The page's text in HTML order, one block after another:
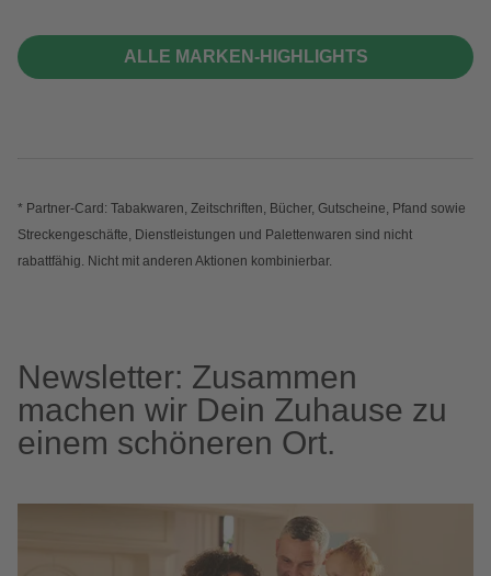
ALLE MARKEN-HIGHLIGHTS
* Partner-Card: Tabakwaren, Zeitschriften, Bücher, Gutscheine, Pfand sowie
Streckengeschäfte, Dienstleistungen und Palettenwaren sind nicht
rabattfähig. Nicht mit anderen Aktionen kombinierbar.
Newsletter: Zusammen
machen wir Dein Zuhause zu
einem schöneren Ort.